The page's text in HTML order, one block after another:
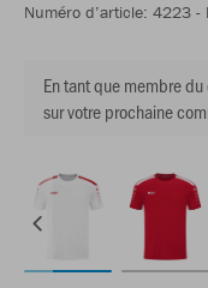
Numéro d’article: 4223 -
En tant que membre
sur votre prochaine